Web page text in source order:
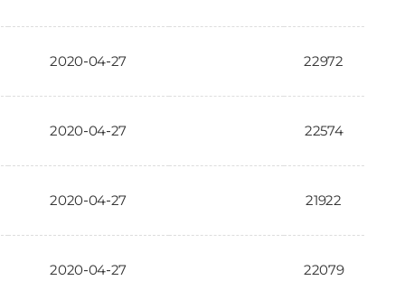
2020-04-27 22972
2020-04-27 22574
2020-04-27 21922
2020-04-27 22079